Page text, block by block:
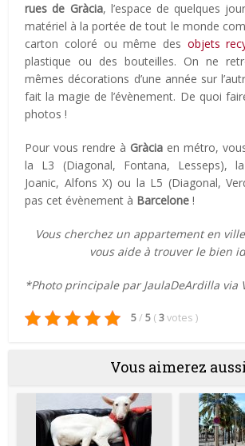
rues de Gràcia, l’espace de quelques
matériel à la portée de tout le monde
carton coloré ou même des objets
plastique ou des bouteilles. On ne
mêmes décorations d’une année sur
fait la magie de l’évènement. De quoi
photos !
Pour vous rendre à Gràcia en métro,
la L3 (Diagonal, Fontana, Lesseps),
Joanic, Alfons X) ou la L5 (Diagonal,
pas cet évènement à Barcelone !
Vous cherchez un appartement en
vous aide à trouver le bien
*Photo principale par JaulaDeArdilla via
5/ 5 (3votes )
Vous aimerez